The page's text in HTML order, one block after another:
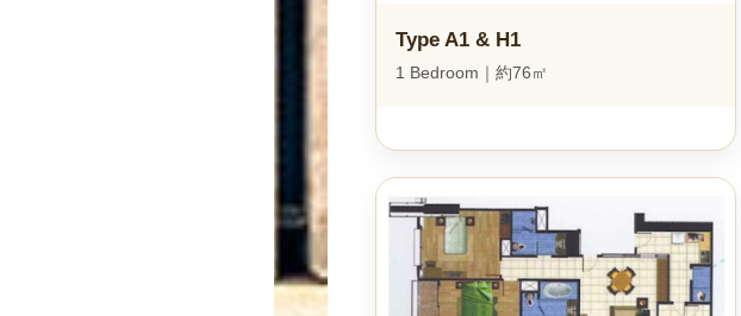
Type A1 & H1
1 Bedroom｜約76㎡